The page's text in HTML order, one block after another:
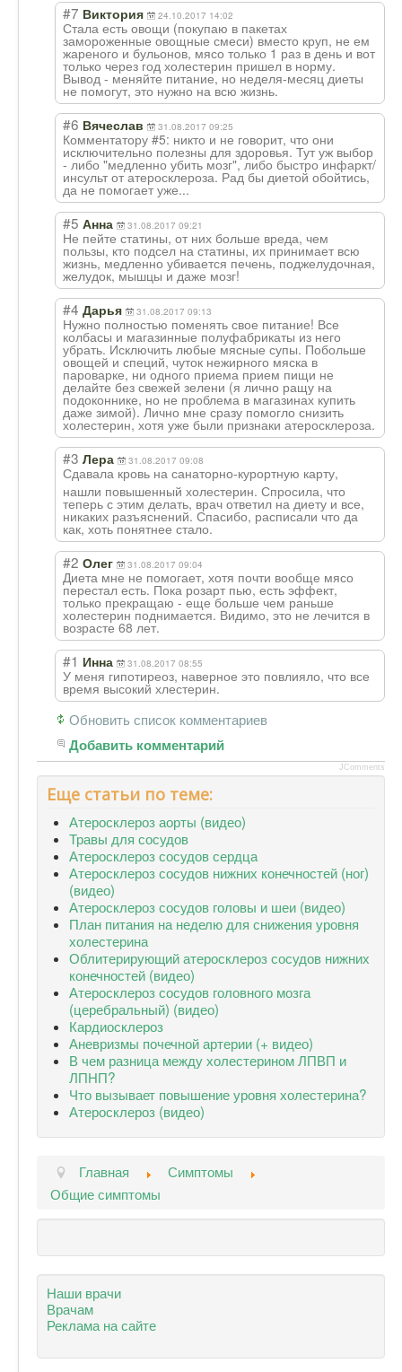
#7 Виктория 24.10.2017 14:02
Стала есть овощи (покупаю в пакетах
замороженные овощные смеси) вместо круп, не ем
жареного и бульонов, мясо только 1 раз в день и вот
только через год холестерин пришел в норму.
Вывод - меняйте питание, но неделя-месяц диеты
не помогут, это нужно на всю жизнь.
#6 Вячеслав 31.08.2017 09:25
Комментатору #5: никто и не говорит, что они
исключительно полезны для здоровья. Тут уж выбор
- либо "медленно убить мозг", либо быстро инфаркт/
инсульт от атеросклероза. Рад бы диетой обойтись,
да не помогает уже...
#5 Анна 31.08.2017 09:21
Не пейте статины, от них больше вреда, чем
пользы, кто подсел на статины, их принимает всю
жизнь, медленно убивается печень, поджелудочная,
желудок, мышцы и даже мозг!
#4 Дарья 31.08.2017 09:13
Нужно полностью поменять свое питание! Все
колбасы и магазинные полуфабрикаты из него
убрать. Исключить любые мясные супы. Побольше
овощей и специй, чуток нежирного мяска в
пароварке, ни одного приема прием пищи не
делайте без свежей зелени (я лично ращу на
подоконнике, но не проблема в магазинах купить
даже зимой). Лично мне сразу помогло снизить
холестерин, хотя уже были признаки атеросклероза.
#3 Лера 31.08.2017 09:08
Сдавала кровь на санаторно-курортную карту,
нашли повышенный холестерин. Спросила, что
теперь с этим делать, врач ответил на диету и все,
никаких разъяснений. Спасибо, расписали что да
как, хоть понятнее стало.
#2 Олег 31.08.2017 09:04
Диета мне не помогает, хотя почти вообще мясо
перестал есть. Пока розарт пью, есть эффект,
только прекращаю - еще больше чем раньше
холестерин поднимается. Видимо, это не лечится в
возрасте 68 лет.
#1 Инна 31.08.2017 08:55
У меня гипотиреоз, наверное это повлияло, что все
время высокий хлестерин.
Обновить список комментариев
Добавить комментарий
JComments
Еще статьи по теме:
Атеросклероз аорты (видео)
Травы для сосудов
Атеросклероз сосудов сердца
Атеросклероз сосудов нижних конечностей (ног)
(видео)
Атеросклероз сосудов головы и шеи (видео)
План питания на неделю для снижения уровня
холестерина
Облитерирующий атеросклероз сосудов нижних
конечностей (видео)
Атеросклероз сосудов головного мозга
(церебральный) (видео)
Кардиосклероз
Аневризмы почечной артерии (+ видео)
В чем разница между холестерином ЛПВП и
ЛПНП?
Что вызывает повышение уровня холестерина?
Атеросклероз (видео)
Главная
Симптомы
Общие симптомы
Наши врачи
Врачам
Реклама на сайте